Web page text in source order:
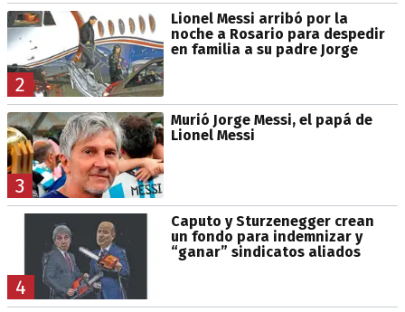
2
Lionel Messi arribó por la
noche a Rosario para despedir
en familia a su padre Jorge
3
Murió Jorge Messi, el papá de
Lionel Messi
4
Caputo y Sturzenegger crean
un fondo para indemnizar y
“ganar” sindicatos aliados